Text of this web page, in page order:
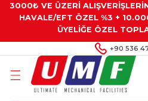
3000₺ VE ÜZERİ
HAVALE/EFT ÖZEL %3 +
ÜYELİĞE ÖZEL
+90 536
Geri Dön
Geri Dön
Geri Dön
Gresler
Geri Dön
ve Alet Setleri
Geri Dön
Taşları ve